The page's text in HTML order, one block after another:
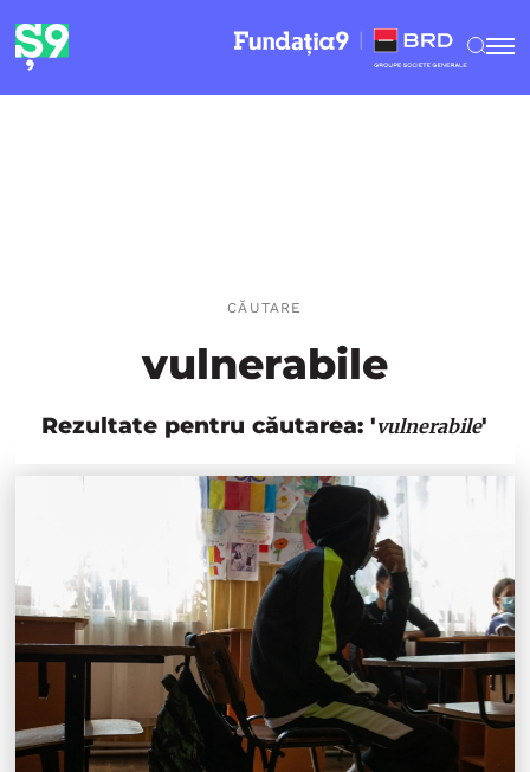
CĂUTARE
vulnerabile
Rezultate pentru căutarea: 'vulnerabile'